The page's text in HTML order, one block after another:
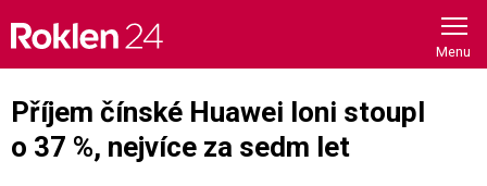
content
Příjem čínské Huawei loni stoupl
o 37 %, nejvíce za sedm let